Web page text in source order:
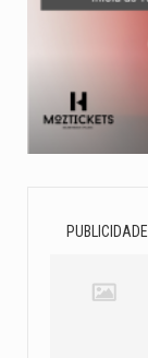
PUBLICIDADE